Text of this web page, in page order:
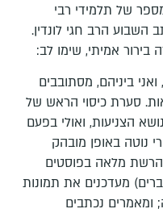
של תלמידי רבי
הרב חגי לונדין.
בירור אמיתי, שימו לב:
ביניהם, מסתובבים
סערת כיסוי הראש של
הצניעות, ואולי בפעם
נוטה באופן מובהק
הרשת מלאה בפוסטים
מעדכנים את תמונות
ומאמרים נכתבים